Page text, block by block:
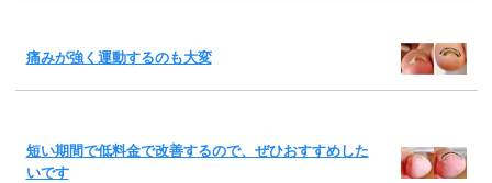
痛みが強く運動するのも大変
短い期間で低料金で改善するので、ぜひおすすめした
いです